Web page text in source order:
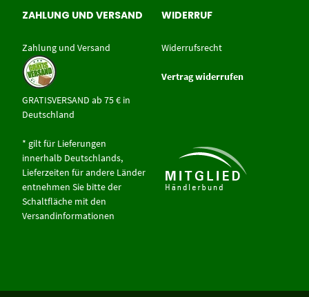
ZAHLUNG UND VERSAND
Zahlung und Versand
GRATISVERSAND ab 75 € in
Deutschland
* gilt für Lieferungen
innerhalb Deutschlands,
Lieferzeiten für andere Länder
entnehmen Sie bitte der
Schaltfläche mit den
Versandinformationen
WIDERRUF
Widerrufsrecht
Vertrag widerrufen